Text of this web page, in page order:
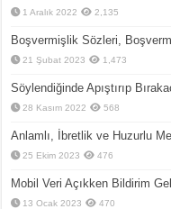
1 Aralık 2022 2,135
Boşvermişlik Sözleri,
21 Şubat 2023 1,473
Söylendiğinde Apıştırıp
28 Kasım 2022 568
Anlamlı, İbretlik ve Huzurlu
25 Ekim 2023 476
Mobil Veri Açıkken Bildirim
13 Ocak 2023 470